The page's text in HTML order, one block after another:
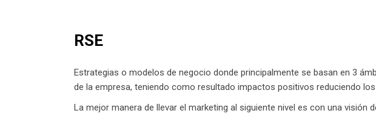
RSE
Estrategias o modelos de negocio donde principalmente se basan en 3
de la empresa, teniendo como resultado impactos positivos reduciendo
La mejor manera de llevar el marketing al siguiente nivel es con una visión